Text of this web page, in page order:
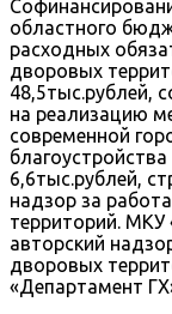
областного
расходных
дворовых
48,5тыс.рублей,
на реализацию
современной
6,6тыс.рублей,
надзор за
территорий. МКУ
авторский
дворовых
«Департамент